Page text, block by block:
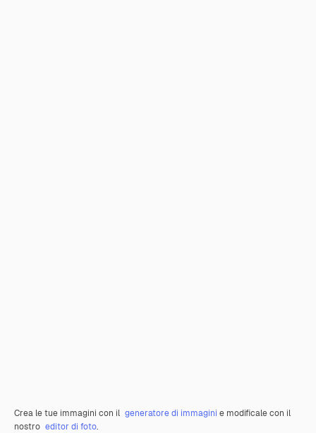
Crea le tue immagini con il generatore di immagini e modificale con il
nostro editor di foto.